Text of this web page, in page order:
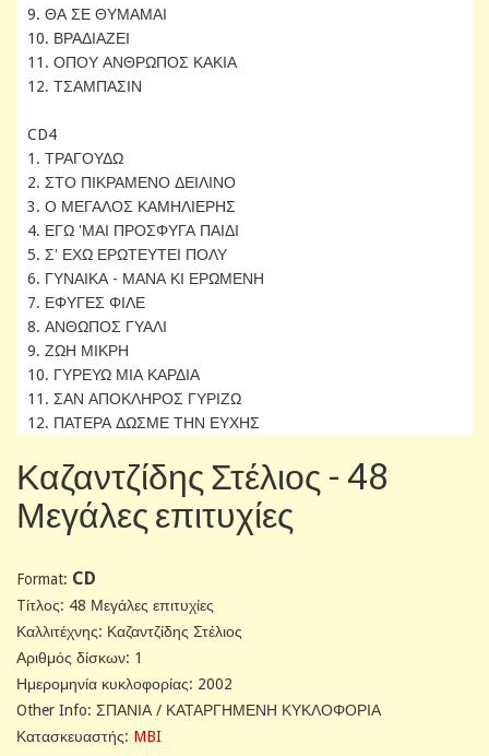
9. ΘΑ ΣΕ ΘΥΜΑΜΑΙ
10. ΒΡΑΔΙΑΖΕΙ
11. ΟΠΟΥ ΑΝΘΡΩΠΟΣ ΚΑΚΙΑ
12. ΤΣΑΜΠΑΣΙΝ
CD4
1. ΤΡΑΓΟΥΔΩ
2. ΣΤΟ ΠΙΚΡΑΜΕΝΟ ΔΕΙΛΙΝΟ
3. Ο ΜΕΓΑΛΟΣ ΚΑΜΗΛΙΕΡΗΣ
4. ΕΓΩ 'ΜΑΙ ΠΡΟΣΦΥΓΑ ΠΑΙΔΙ
5. Σ' ΕΧΩ ΕΡΩΤΕΥΤΕΙ ΠΟΛΥ
6. ΓΥΝΑΙΚΑ - ΜΑΝΑ ΚΙ ΕΡΩΜΕΝΗ
7. ΕΦΥΓΕΣ ΦΙΛΕ
8. ΑΝΘΩΠΟΣ ΓΥΑΛΙ
9. ΖΩΗ ΜΙΚΡΗ
10. ΓΥΡΕΥΩ ΜΙΑ ΚΑΡΔΙΑ
11. ΣΑΝ ΑΠΟΚΛΗΡΟΣ ΓΥΡΙΖΩ
12. ΠΑΤΕΡΑ ΔΩΣΜΕ ΤΗΝ ΕΥΧΗΣ
Καζαντζίδης Στέλιος - 48
Μεγάλες επιτυχίες
Format: CD
Tίτλος: 48 Μεγάλες επιτυχίες
Καλλιτέχνης: Καζαντζίδης Στέλιος
Αριθμός δίσκων: 1
Ημερομηνία κυκλοφορίας: 2002
Other Info: ΣΠΑΝΙΑ / ΚΑΤΑΡΓΗΜΕΝΗ ΚΥΚΛΟΦΟΡΙΑ
Κατασκευαστής: MBI